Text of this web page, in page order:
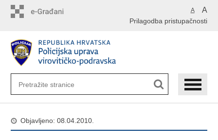
A A
Prilagodba pristupačnosti
Objavljeno: 08.04.2010.